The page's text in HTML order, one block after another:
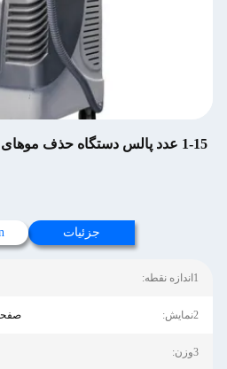
1-15 عدد پالس دستگاه حذف موهای لیزری دیود AC220V/50Hz
جزئیات
1اندازه نقطه:
2نمايش: صفحه
3وزن: